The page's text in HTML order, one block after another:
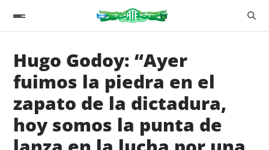
Hugo Godoy: “Ayer
fuimos la piedra en el
zapato de la dictadura,
hoy somos la punta de